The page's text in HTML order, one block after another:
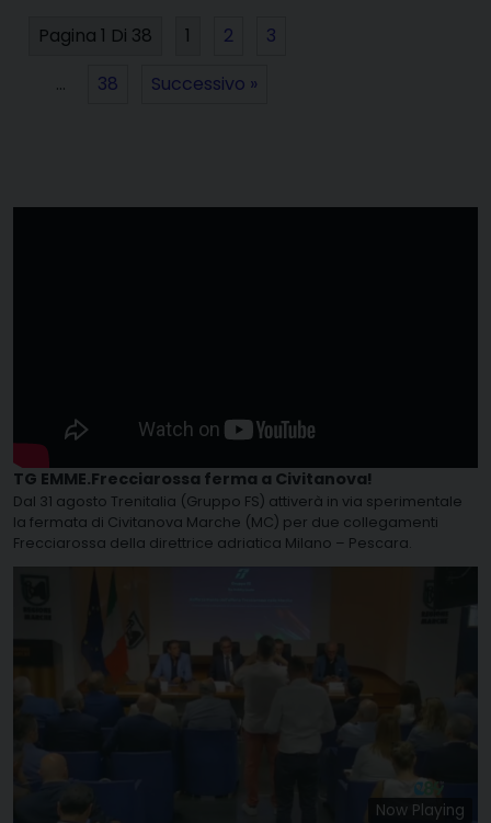
Pagina 1 Di 38
1 2
3
…
38 Successivo »
TG EMME.Frecciarossa ferma a Civitanova!
Dal 31 agosto Trenitalia (Gruppo FS) attiverà in via sperimentale
la fermata di Civitanova Marche (MC) per due collegamenti
Frecciarossa della direttrice adriatica Milano – Pescara.
Now Playing